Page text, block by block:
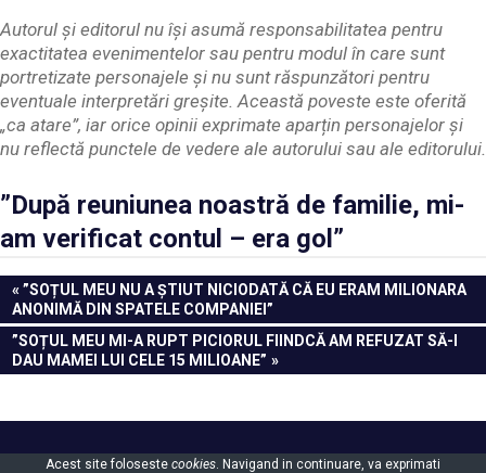
Autorul și editorul nu își asumă responsabilitatea pentru
exactitatea evenimentelor sau pentru modul în care sunt
portretizate personajele și nu sunt răspunzători pentru
eventuale interpretări greșite. Această poveste este oferită
„ca atare”, iar orice opinii exprimate aparțin personajelor și
nu reflectă punctele de vedere ale autorului sau ale editorului.
”După reuniunea noastră de familie, mi-
am verificat contul – era gol”
Navigare
în
articole
PREVIOUS
POST:
”SOȚUL MEU NU A ȘTIUT NICIODATĂ CĂ EU ERAM MILIONARA
ANONIMĂ DIN SPATELE COMPANIEI”
NEXT
POST:
”SOȚUL MEU MI-A RUPT PICIORUL FIINDCĂ AM REFUZAT SĂ-I
DAU MAMEI LUI CELE 15 MILIOANE”
Powered by WordPressandGridbox.
Acest site foloseste cookies. Navigand in continuare, va exprimati